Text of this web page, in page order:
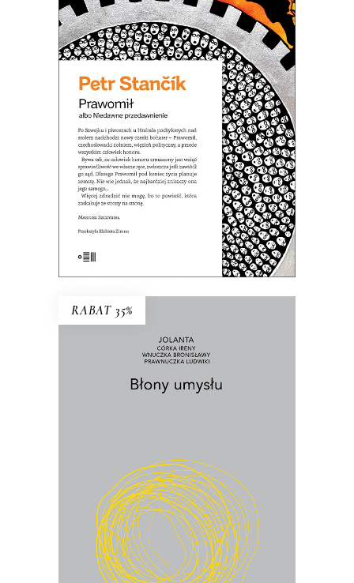
E-BOOK DO KOSZYKA
PRAWOMIŁ ALBO NIEDAWNE
PRZEDAWNIENIE
Bywa, że człowiek honoru zmuszony
jest wziąć sprawiedliwość we własne
58.00zł 37.70zł
KSIĄŻKA DO KOSZYKA
RABAT 35%
w świecie, który ciągle się przeobraża?
35.00zł 22.75zł
KSIĄŻKA DO KOSZYKA